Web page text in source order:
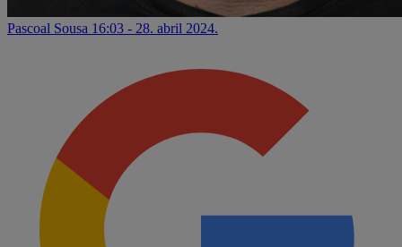
Pascoal Sousa 16:03 - 28. abril 2024.